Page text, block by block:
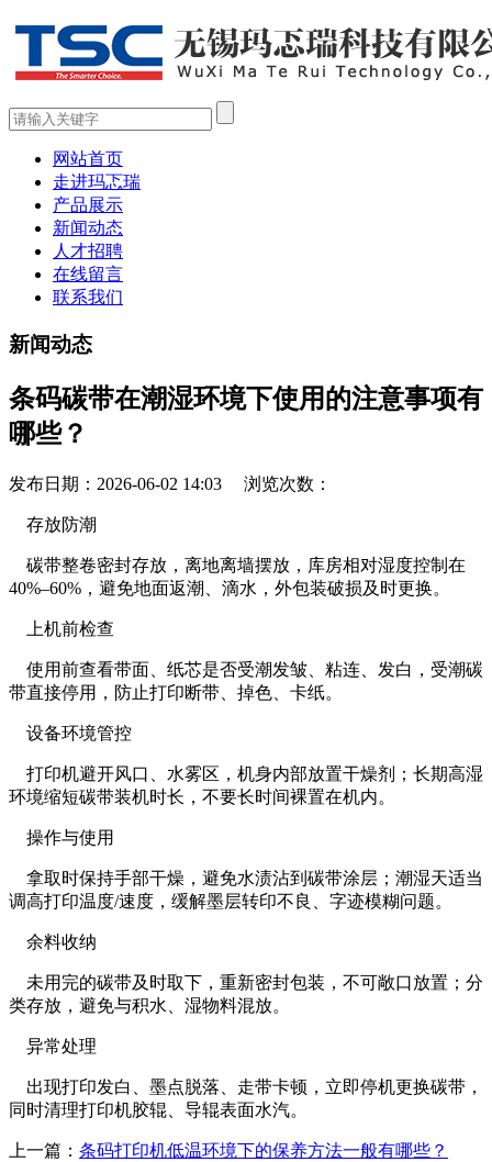
网站首页
走进玛忑瑞
产品展示
新闻动态
人才招聘
在线留言
联系我们
新闻动态
条码碳带在潮湿环境下使用的注意事项有
哪些？
发布日期：2026-06-02 14:03 浏览次数：
存放防潮
碳带整卷密封存放，离地离墙摆放，库房相对湿度控制在
40%–60%，避免地面返潮、滴水，外包装破损及时更换。
上机前检查
使用前查看带面、纸芯是否受潮发皱、粘连、发白，受潮碳
带直接停用，防止打印断带、掉色、卡纸。
设备环境管控
打印机避开风口、水雾区，机身内部放置干燥剂；长期高湿
环境缩短碳带装机时长，不要长时间裸置在机内。
操作与使用
拿取时保持手部干燥，避免水渍沾到碳带涂层；潮湿天适当
调高打印温度/速度，缓解墨层转印不良、字迹模糊问题。
余料收纳
未用完的碳带及时取下，重新密封包装，不可敞口放置；分
类存放，避免与积水、湿物料混放。
异常处理
出现打印发白、墨点脱落、走带卡顿，立即停机更换碳带，
同时清理打印机胶辊、导辊表面水汽。
上一篇： 条码打印机低温环境下的保养方法一般有哪些？